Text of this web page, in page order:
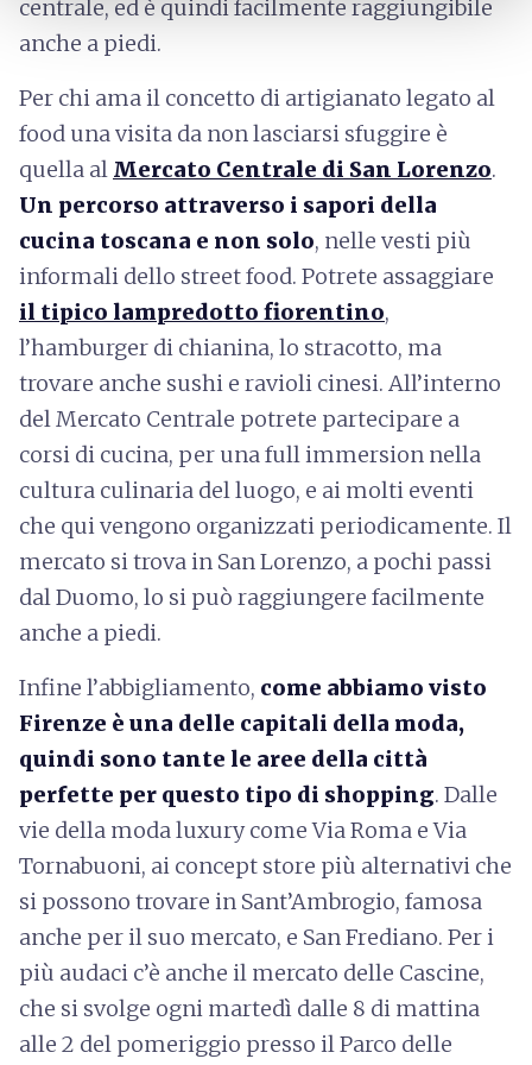
centrale, ed è quindi facilmente raggiungibile
anche a piedi.
Per chi ama il concetto di artigianato legato al
food una visita da non lasciarsi sfuggire è
quella al Mercato Centrale di San Lorenzo.
Un percorso attraverso i sapori della
cucina toscana e non solo, nelle vesti più
informali dello street food. Potrete assaggiare
il tipico lampredotto fiorentino,
l’hamburger di chianina, lo stracotto, ma
trovare anche sushi e ravioli cinesi. All’interno
del Mercato Centrale potrete partecipare a
corsi di cucina, per una full immersion nella
cultura culinaria del luogo, e ai molti eventi
che qui vengono organizzati periodicamente. Il
mercato si trova in San Lorenzo, a pochi passi
dal Duomo, lo si può raggiungere facilmente
anche a piedi.
Infine l’abbigliamento, come abbiamo visto
Firenze è una delle capitali della moda,
quindi sono tante le aree della città
perfette per questo tipo di shopping. Dalle
vie della moda luxury come Via Roma e Via
Tornabuoni, ai concept store più alternativi che
si possono trovare in Sant’Ambrogio, famosa
anche per il suo mercato, e San Frediano. Per i
più audaci c’è anche il mercato delle Cascine,
che si svolge ogni martedì dalle 8 di mattina
alle 2 del pomeriggio presso il Parco delle